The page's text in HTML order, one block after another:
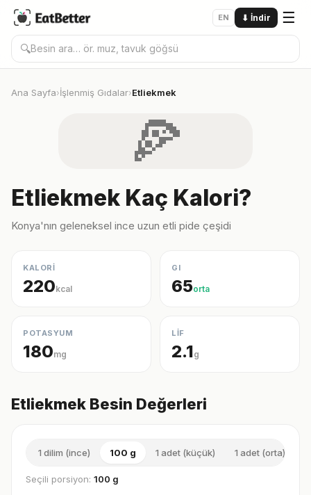
EN ⬇ İndir ☰
🔍
Ana Sayfa›İşlenmiş Gıdalar›Etliekmek
🍕
Etliekmek Kaç Kalori?
Konya'nın geleneksel ince uzun etli pide çeşidi
KALORİ
220kcal
GI
65orta
POTASYUM
180mg
LİF
2.1g
Etliekmek Besin Değerleri
1 dilim (ince) 100 g 1 adet (küçük) 1 adet (orta)
Seçili porsiyon: 100 g